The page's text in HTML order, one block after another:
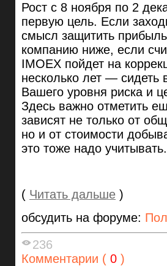
Рост с 8 ноября по 2
первую цель. Если
смысл защитить
компанию ниже, если
IMOEX пойдет на
несколько лет — сидеть
Вашего уровня риска и
Здесь важно отметить
зависят не только от
но и от стоимости
это тоже надо учитывать.
( Читать дальше )
обсудить на форуме:
236
Комментарии ( 0 )